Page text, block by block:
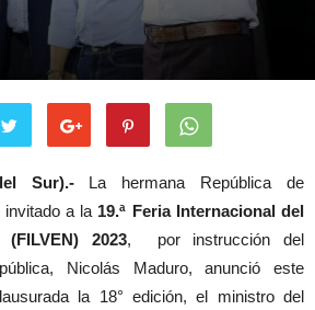
Sur).- La hermana República de
a la 19.ª Feria Internacional del
2023, por instrucción del
Nicolás Maduro, anunció este
la 18° edición, el ministro del